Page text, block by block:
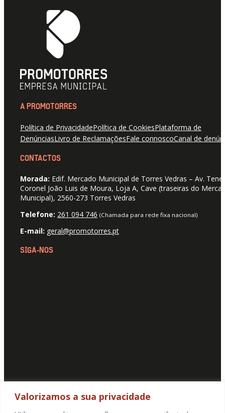
Valorizamos a sua privacidade
A PROMOTORRES
Política de PrivacidadePolítica de CookiesPlataforma de
DenúnciasLivro de ReclamaçõesFale connoscoCanal de
CONTACTOS
Morada: Edif. Mercado Municipal de Torres Vedras – Av.
Coronel João Luis de Moura, Loja A, Cave (traseiras do
Municipal), 2560-273 Torres Vedras
Telefone: 261 094 746 (Chamada para rede fixa nacional)
E-mail: geral@promotorres.pt
SIGA-NOS
SUBSCREVA A NOSSA NEWSLETTER